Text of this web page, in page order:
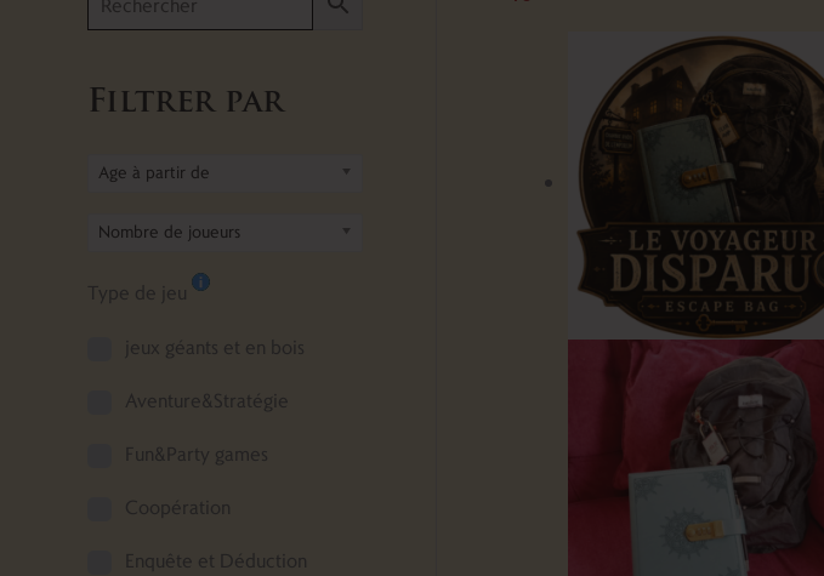
Filtrer par
Age à partir de
Nombre de joueurs
Type de jeu
jeux géants et en bois
Aventure&Stratégie
Fun&Party games
Coopération
Enquête et Déduction